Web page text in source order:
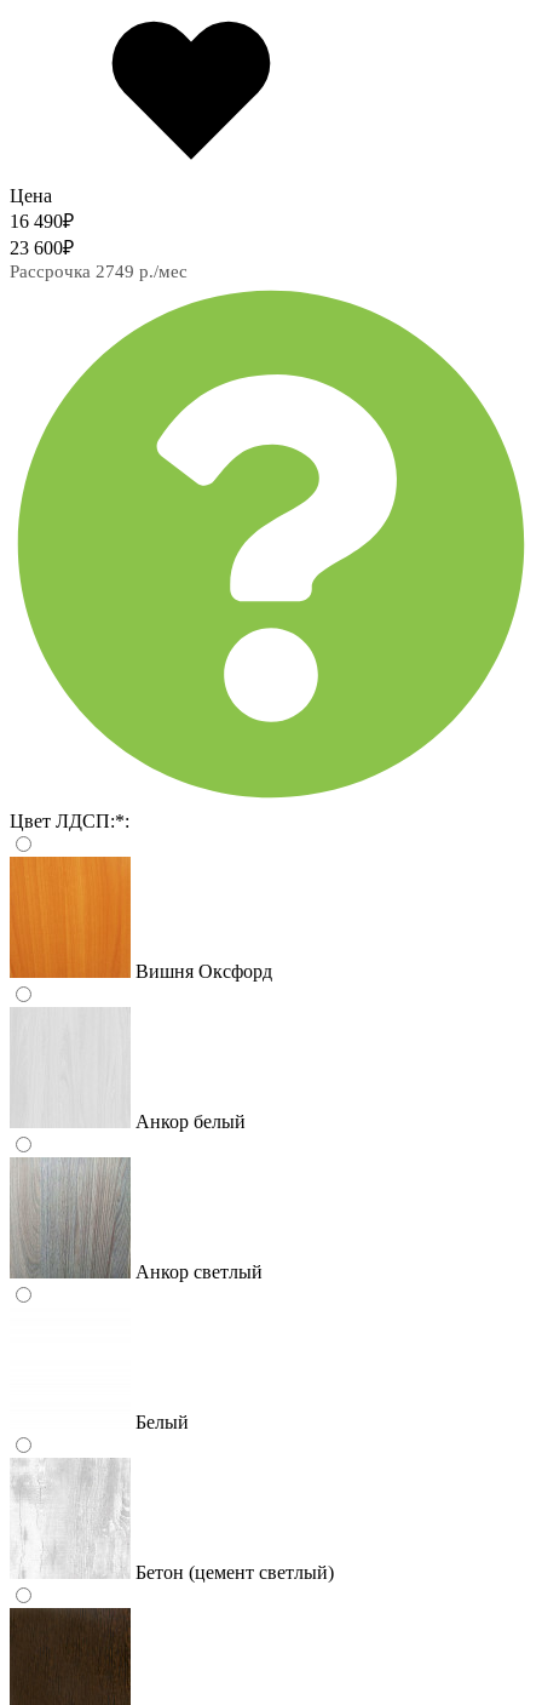
Цена
16 490₽
23 600₽
Рассрочка 2749 р./мес
Цвет ЛДСП:*:
Вишня Оксфорд
Анкор белый
Анкор светлый
Белый
Бетон (цемент светлый)